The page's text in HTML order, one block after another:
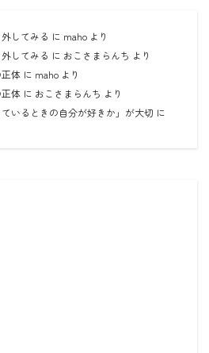
してみる に maho より
してみる に おこさまらんち より
体 に maho より
体 に おこさまらんち より
いるときの自分が好きか」が大切 に